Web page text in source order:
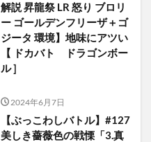
解説 昇龍祭 LR 怒り ブロリ
ー ゴールデンフリーザ＋ゴ
ジータ 環境】地味にアツい
【 ドカバト ドラゴンボー
ル ]
2024年6月7日
【ぶっこわしバトル】#127
美しき薔薇色の戦慄「3.真